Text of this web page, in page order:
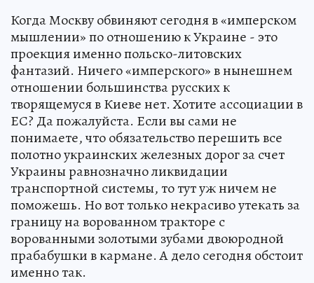
Когда Москву обвиняют сегодня в «имперском
мышлении» по отношению к Украине - это
проекция именно польско-литовских
фантазий. Ничего «имперского» в нынешнем
отношении большинства русских к
творящемуся в Киеве нет. Хотите ассоциации в
ЕС? Да пожалуйста. Если вы сами не
понимаете, что обязательство перешить все
полотно украинских железных дорог за счет
Украины равнозначно ликвидации
транспортной системы, то тут уж ничем не
поможешь. Но вот только некрасиво утекать за
границу на ворованном тракторе с
ворованными золотыми зубами двоюродной
прабабушки в кармане. А дело сегодня обстоит
именно так.